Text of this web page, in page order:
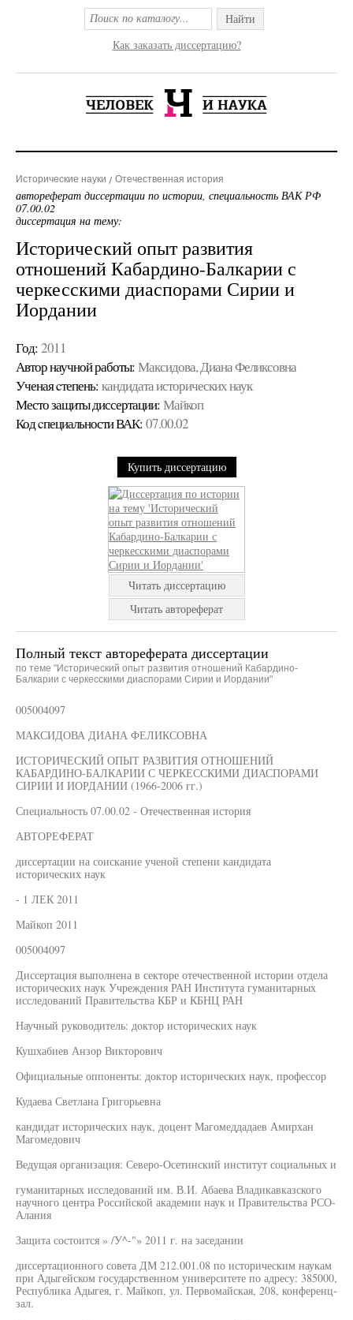
Найти
Как заказать диссертацию?
Исторические науки Отечественная история
автореферат диссертации по истории, специальность ВАК РФ
07.00.02
диссертация на тему:
Исторический опыт развития
отношений Кабардино-Балкарии с
черкесскими диаспорами Сирии и
Иордании
Год: 2011
Автор научной работы: Максидова, Диана Феликсовна
Ученая cтепень: кандидата исторических наук
Место защиты диссертации: Майкоп
Код cпециальности ВАК: 07.00.02
Купить диссертацию
Читать диссертацию
Читать автореферат
Полный текст автореферата диссертации
по теме "Исторический опыт развития отношений Кабардино-
Балкарии с черкесскими диаспорами Сирии и Иордании"
005004097
МАКСИДОВА ДИАНА ФЕЛИКСОВНА
ИСТОРИЧЕСКИЙ ОПЫТ РАЗВИТИЯ ОТНОШЕНИЙ
КАБАРДИНО-БАЛКАРИИ С ЧЕРКЕССКИМИ ДИАСПОРАМИ
СИРИИ И ИОРДАНИИ (1966-2006 гг.)
Специальность 07.00.02 - Отечественная история
АВТОРЕФЕРАТ
диссертации на соискание ученой степени кандидата
исторических наук
- 1 ЛЕК 2011
Майкоп 2011
005004097
Диссертация выполнена в секторе отечественной истории отдела
исторических наук Учреждения РАН Института гуманитарных
исследований Правительства КБР и КБНЦ РАН
Научный руководитель: доктор исторических наук
Кушхабиев Анзор Викторович
Официальные оппоненты: доктор исторических наук, профессор
Кудаева Светлана Григорьевна
кандидат исторических наук, доцент Магомеддадаев Амирхан
Магомедович
Ведущая организация: Северо-Осетинский институт социальных и
гуманитарных исследований им. В.И. Абаева Владикавказского
научного центра Российской академии наук и Правительства РСО-
Алания
Защита состоится » /У^-"» 2011 г. на заседании
диссертационного совета ДМ 212.001.08 по историческим наукам
при Адыгейском государственном университете по адресу: 385000,
Республика Адыгея, г. Майкоп, ул. Первомайская, 208, конференц-
зал.